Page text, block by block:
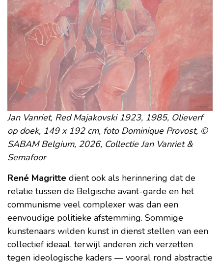
Jan Vanriet, Red Majakovski 1923, 1985, Olieverf
op doek, 149 x 192 cm, foto Dominique Provost, ©
SABAM Belgium, 2026, Collectie Jan Vanriet &
Semafoor
René Magritte dient ook als herinnering dat de
relatie tussen de Belgische avant-garde en het
communisme veel complexer was dan een
eenvoudige politieke afstemming. Sommige
kunstenaars wilden kunst in dienst stellen van een
collectief ideaal, terwijl anderen zich verzetten
tegen ideologische kaders — vooral rond abstractie